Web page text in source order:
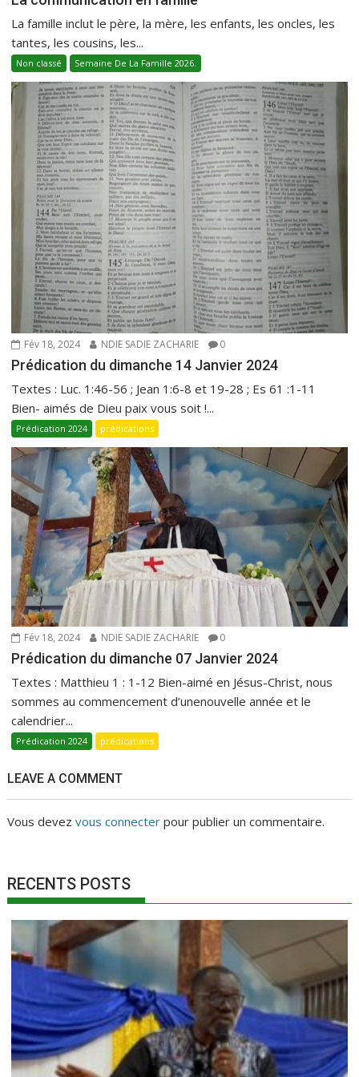
La famille inclut le père, la mère, les enfants, les oncles, les
tantes, les cousins, les...
Non classé Semaine De La Famille 2026.
Fév 18, 2024 NDIE SADIE ZACHARIE 0
Prédication du dimanche 14 Janvier 2024
Textes : Luc. 1:46-56 ; Jean 1:6-8 et 19-28 ; Es 61 :1-11
Bien- aimés de Dieu paix vous soit !...
Prédication 2024 prédications
Fév 18, 2024 NDIE SADIE ZACHARIE 0
Prédication du dimanche 07 Janvier 2024
Textes : Matthieu 1 : 1-12 Bien-aimé en Jésus-Christ, nous
sommes au commencement d’unenouvelle année et le
calendrier...
Prédication 2024 prédications
LEAVE A COMMENT
Vous devezvous connecter pour publier un commentaire.
RECENTS POSTS